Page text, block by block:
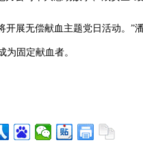
开展无偿献血主题党日活动。
为固定献血者。